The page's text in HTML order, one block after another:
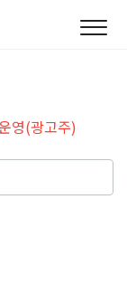
영(광고주)